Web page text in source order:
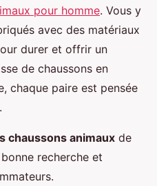
pour homme. Vous y
avec des matériaux
durer et offrir un
de chaussons en
chaque paire est pensée
chaussons animaux de
recherche et